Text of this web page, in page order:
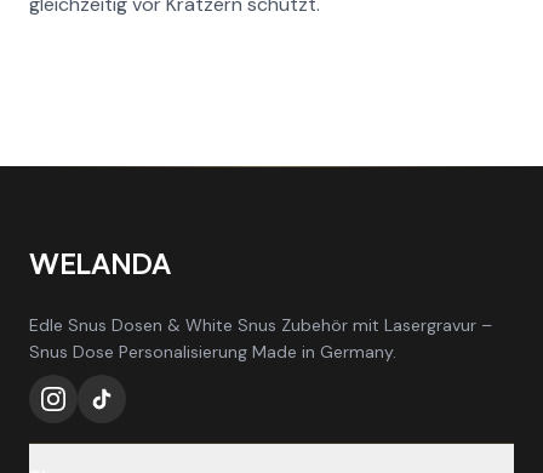
WELANDA
Edle Snus Dosen & White Snus Zubehör mit Lasergravur –
Snus Dose Personalisierung Made in Germany.